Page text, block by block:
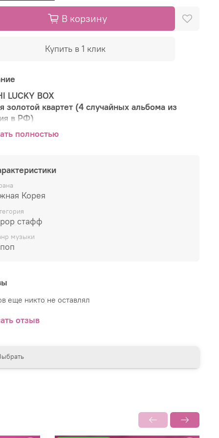
В корзину
Купить в 1 клик
LUCKY BOX
золотой квартет (4 случайных альбома из
в РФ)
версия набора
сюрприз
случайных K-POP альбомов
цене!
получаете:
и неповторим
качество
полностью
Корея
стафф
музыки
еще никто не оставлял
отзыв